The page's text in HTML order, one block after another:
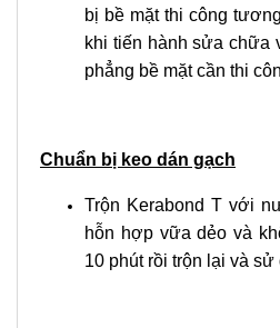
bị bề mặt thi công
khi tiến hành sửa chữa
phẳng bề mặt cần thi
Chuẩn bị keo dán gạch
Trộn Kerabond T với
hỗn hợp vữa dẻo và
10 phút rồi trộn lại và sử